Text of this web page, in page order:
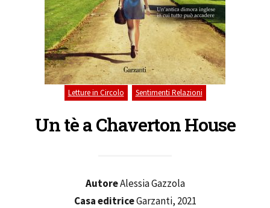
Letture in Circolo Sentimenti Relazioni
Un tè a Chaverton House
AutoreAlessia Gazzola
Casa editriceGarzanti, 2021